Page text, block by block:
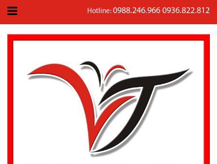
Hotline: 0988.246.966 0936.822.812